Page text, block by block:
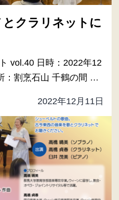
クラリネットに
vol.40 日時：2022年12
：割烹石山 千鶴の間 …
2022年12月11日